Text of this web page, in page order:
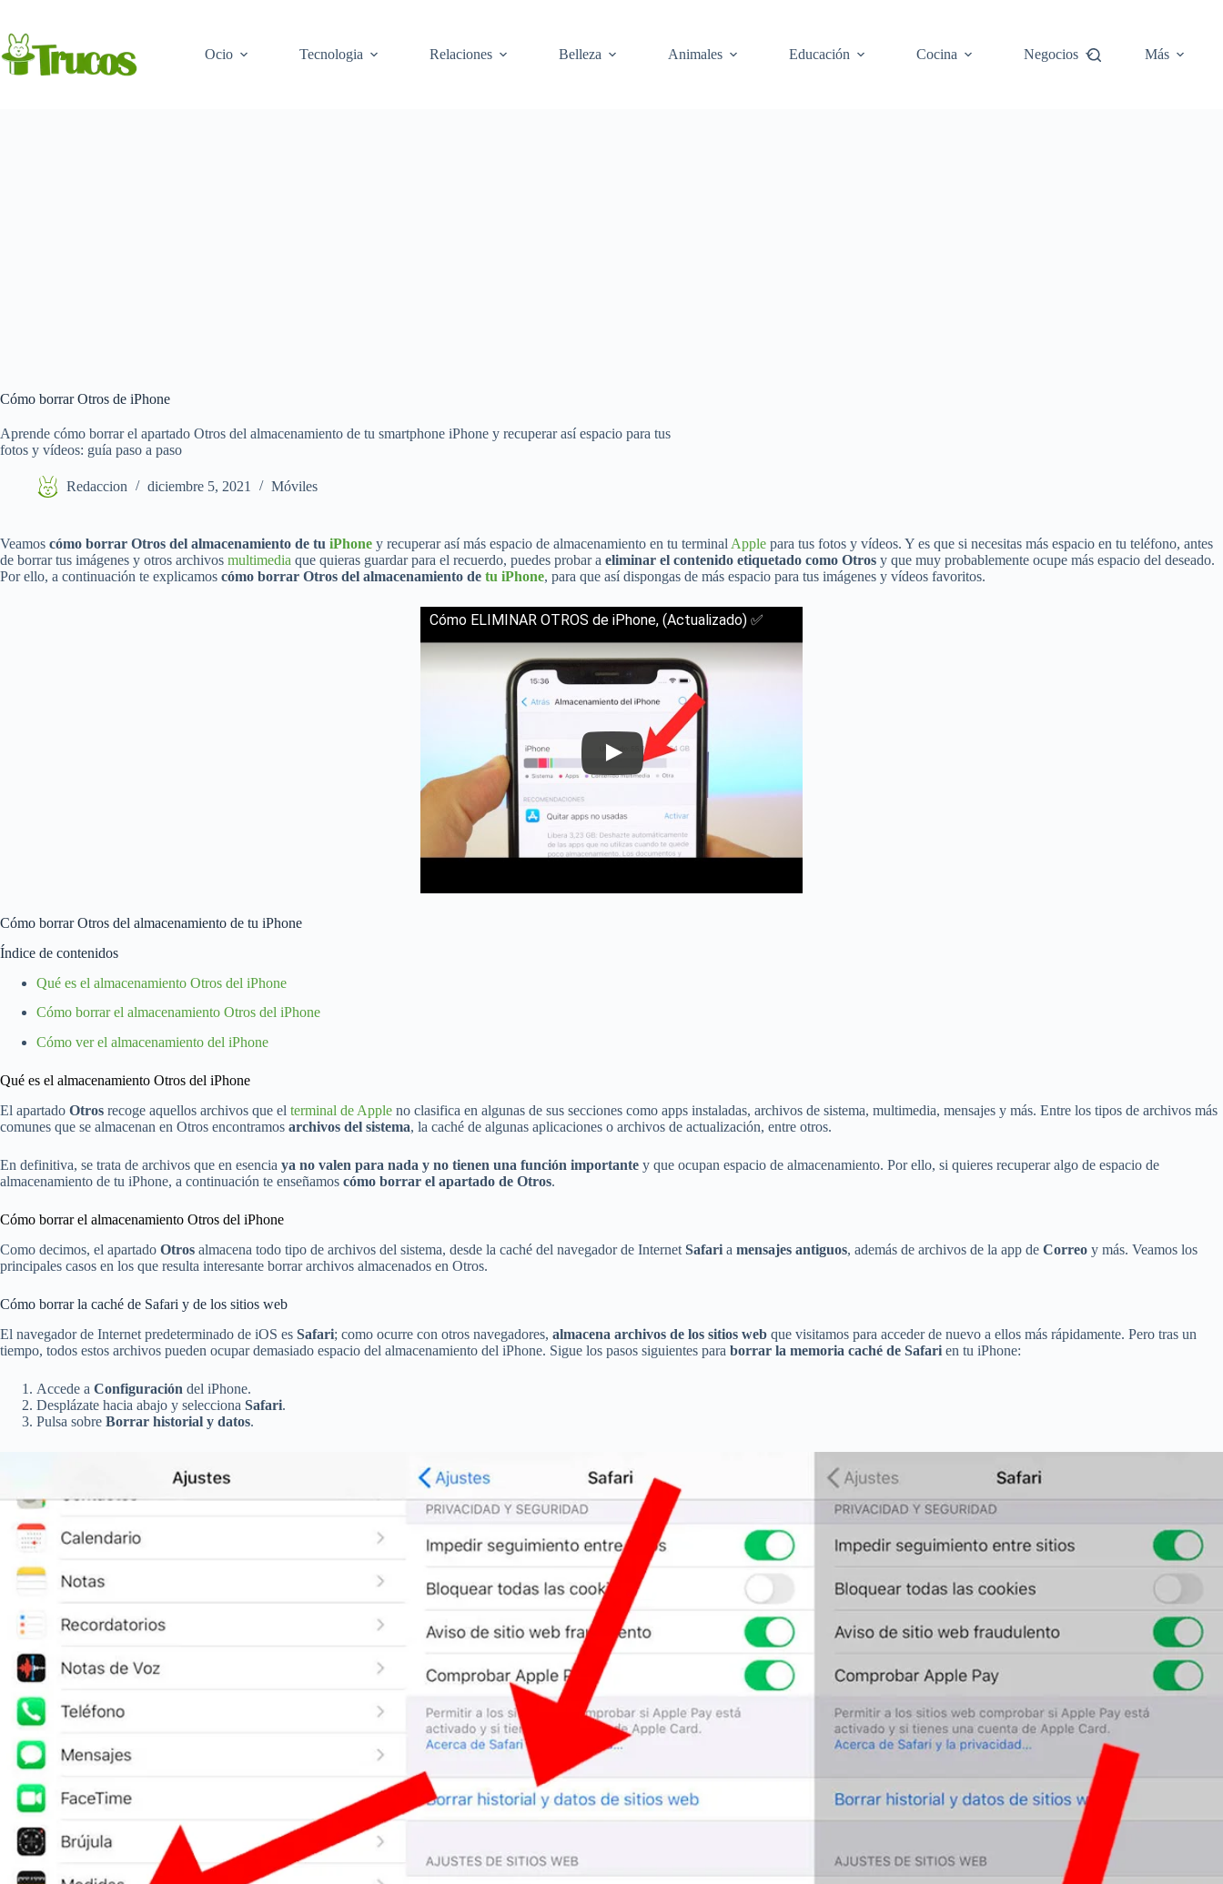
contenido
Ocio
Tecnologia Relaciones Belleza Animales Educación Cocina Negocios Más
Cómo borrar Otros de iPhone
Aprende cómo borrar el apartado Otros del almacenamiento de tu smartphone iPhone y recuperar así espacio para tus
fotos y vídeos: guía paso a paso
Redaccion diciembre 5, 2021 Móviles
Veamos cómo borrar Otros del almacenamiento de tu iPhone y recuperar así más espacio de almacenamiento en tu terminal Apple para tus fotos y vídeos. Y es que si necesitas más espacio en tu teléfono, antes
de borrar tus imágenes y otros archivos multimedia que quieras guardar para el recuerdo, puedes probar a eliminar el contenido etiquetado como Otros y que muy probablemente ocupe más espacio del deseado.
Por ello, a continuación te explicamos cómo borrar Otros del almacenamiento de tu iPhone, para que así dispongas de más espacio para tus imágenes y vídeos favoritos.
Cómo ELIMINAR OTROS de iPhone, (Actualizado) ✅
Cómo borrar Otros del almacenamiento de tu iPhone
Índice de contenidos
Qué es el almacenamiento Otros del iPhone
Cómo borrar el almacenamiento Otros del iPhone
Cómo ver el almacenamiento del iPhone
Qué es el almacenamiento Otros del iPhone
El apartado Otros recoge aquellos archivos que el terminal de Apple no clasifica en algunas de sus secciones como apps instaladas, archivos de sistema, multimedia, mensajes y más. Entre los tipos de archivos más
comunes que se almacenan en Otros encontramos archivos del sistema, la caché de algunas aplicaciones o archivos de actualización, entre otros.
En definitiva, se trata de archivos que en esencia ya no valen para nada y no tienen una función importante y que ocupan espacio de almacenamiento. Por ello, si quieres recuperar algo de espacio de
almacenamiento de tu iPhone, a continuación te enseñamos cómo borrar el apartado de Otros.
Cómo borrar el almacenamiento Otros del iPhone
Como decimos, el apartado Otros almacena todo tipo de archivos del sistema, desde la caché del navegador de Internet Safari a mensajes antiguos, además de archivos de la app de Correo y más. Veamos los
principales casos en los que resulta interesante borrar archivos almacenados en Otros.
Cómo borrar la caché de Safari y de los sitios web
El navegador de Internet predeterminado de iOS es Safari; como ocurre con otros navegadores, almacena archivos de los sitios web que visitamos para acceder de nuevo a ellos más rápidamente. Pero tras un
tiempo, todos estos archivos pueden ocupar demasiado espacio del almacenamiento del iPhone. Sigue los pasos siguientes para borrar la memoria caché de Safari en tu iPhone:
Accede a Configuración del iPhone.
Desplázate hacia abajo y selecciona Safari.
Pulsa sobre Borrar historial y datos.